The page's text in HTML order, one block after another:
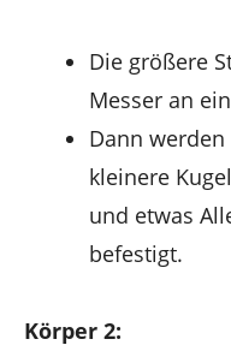
Die größere
Messer an
Dann
kleinere
und etwas
befestigt.
Körper 2: